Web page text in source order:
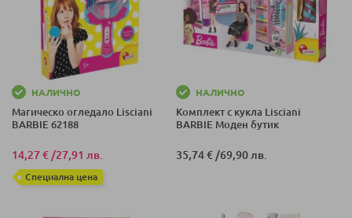
НАЛИЧНО
Магическо огледало Lisciani
BARBIE 62188
14,27 € /27,91 лв.
Специална цена
НАЛИЧНО
Комплект с кукла Lisciani
BARBIE Моден бутик
35,74 € /69,90 лв.